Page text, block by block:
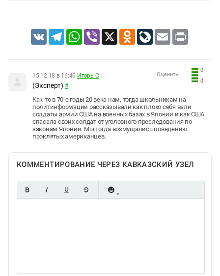
VK TelegramWhatsApp
Viber X Odnoklassniki
LiveJournal
Email Print
0
0
Оценить:
15.12.18 в 16:46 Игорь С
(Эксперт) #
Как-то в 70-е годы 20 века нам, тогда школьникам на
политинформации рассказывали как плохо себя вели
солдаты армии США на военных базах в Японии и как США
спасала своих солдат от уголовного преследования по
законам Японии. Мы тогда возмущались поведению
проклятых американцев.
КОММЕНТИРОВАНИЕ ЧЕРЕЗ КАВКАЗСКИЙ УЗЕЛ